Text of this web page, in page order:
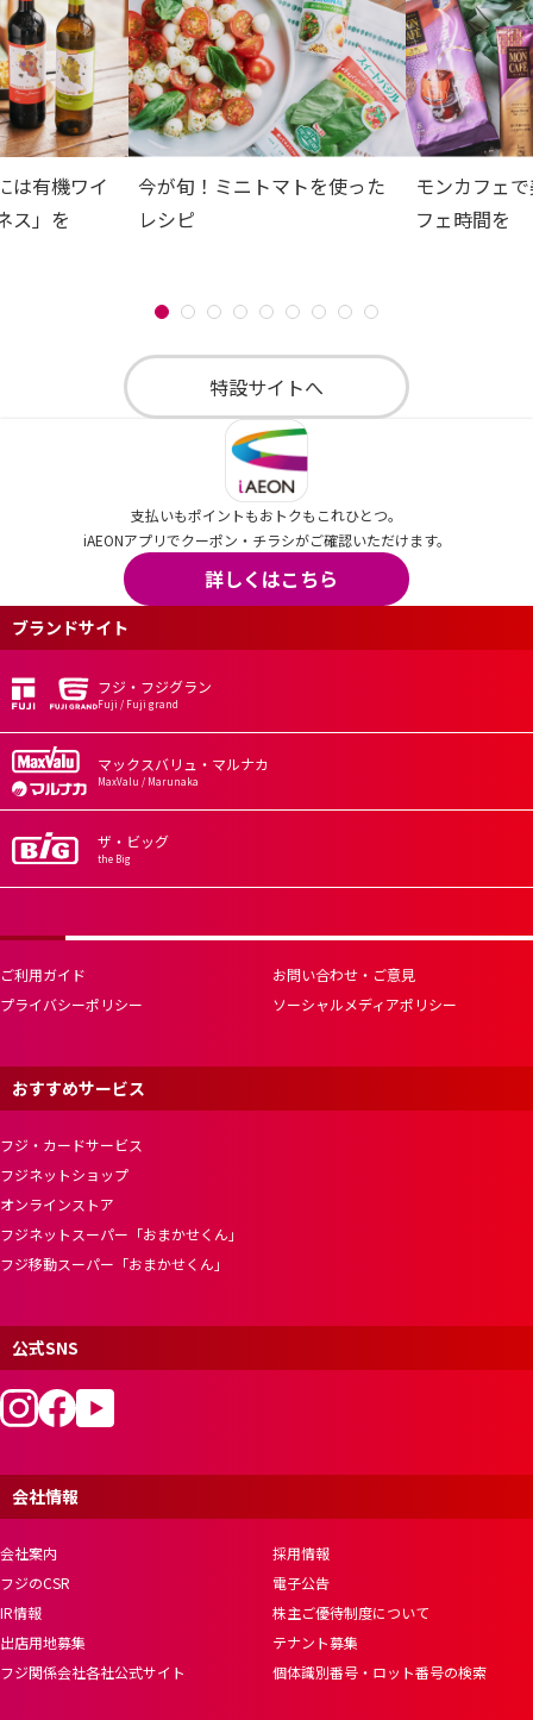
は有機ワイ
ス」を
今が旬！ミニトマトを使った
レシピ
モンカフェ
フェ時間を
特設サイトへ
支払いもポイントもおトクもこれひとつ。
iAEONアプリでクーポン・チラシがご確認いただけます。
詳しくはこちら
ブランドサイト
フジ・フジグラン
Fuji / Fuji grand
マックスバリュ・マルナカ
MaxValu / Marunaka
ザ・ビッグ
the Big
ご利用ガイド
お問い合わせ・ご意見
プライバシーポリシー
ソーシャルメディアポリシー
おすすめサービス
フジ・カードサービス
フジネットショップ
オンラインストア
フジネットスーパー「おまかせくん」
フジ移動スーパー「おまかせくん」
公式SNS
会社情報
会社案内
採用情報
フジのCSR
電子公告
IR情報
株主ご優待制度について
出店用地募集
テナント募集
フジ関係会社各社公式サイト
個体識別番号・ロット番号の検索